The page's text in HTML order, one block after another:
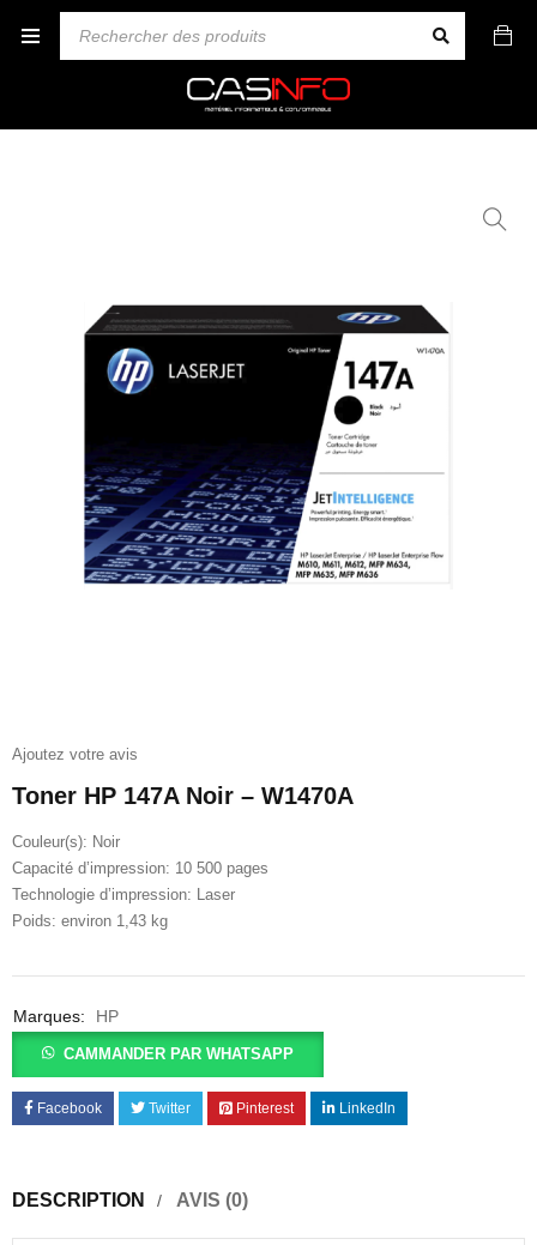
Ajoutez votre avis
Toner HP 147A Noir – W1470A
Couleur(s): Noir
Capacité d’impression: 10 500 pages
Technologie d’impression: Laser
Poids: environ 1,43 kg
Marques: HP
CAMMANDER PAR WHATSAPP
Facebook Twitter Pinterest LinkedIn
DESCRIPTION AVIS (0)